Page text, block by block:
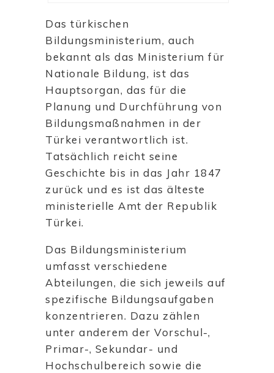
Das türkischen
Bildungsministerium, auch
bekannt als das Ministerium für
Nationale Bildung, ist das
Hauptsorgan, das für die
Planung und Durchführung von
Bildungsmaßnahmen in der
Türkei verantwortlich ist.
Tatsächlich reicht seine
Geschichte bis in das Jahr 1847
zurück und es ist das älteste
ministerielle Amt der Republik
Türkei.
Das Bildungsministerium
umfasst verschiedene
Abteilungen, die sich jeweils auf
spezifische Bildungsaufgaben
konzentrieren. Dazu zählen
unter anderem der Vorschul-,
Primar-, Sekundar- und
Hochschulbereich sowie die